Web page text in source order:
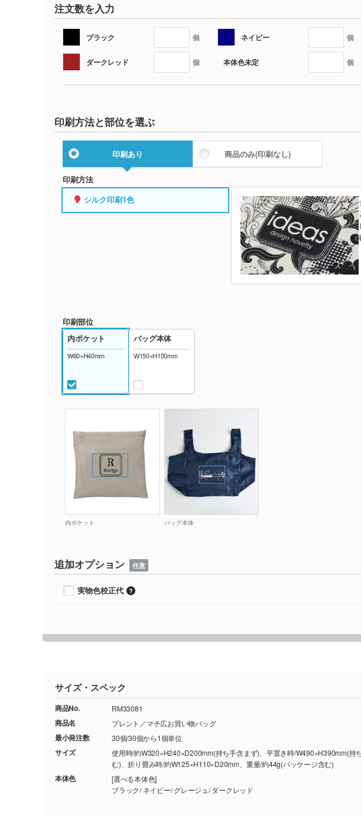
注文数を入力
ブラック 個 ネイビー 個
ダークレッド 個 本体色未定 個
印刷方法と部位を選ぶ
印刷あり 商品のみ(印刷なし)
印刷方法
シルク印刷1色
印刷部位
内ポケット
W60×H40mm
バッグ本体
W150×H100mm
内ポケット バッグ本体
追加オプション 任意
実物色校正代
サイズ・スペック
商品No. RM33081
商品名 プレント／マチ広お買い物バッグ
最小発注数 30個/30個から1個単位
サイズ
使用時/約W320×H240×D200mm(持ち手含まず)、平置き時/W490×H390mm(持
む)、折り畳み時/約W125×H110×D20mm、重量/約44g(パッケージ含む)
本体色
[選べる本体色]
ブラック/ ネイビー/ グレージュ/ ダークレッド